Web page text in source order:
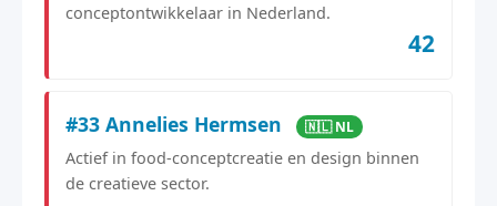
conceptontwikkelaar in Nederland.
42
#33 Annelies Hermsen 🇳🇱 NL
Actief in food-conceptcreatie en design binnen
de creatieve sector.